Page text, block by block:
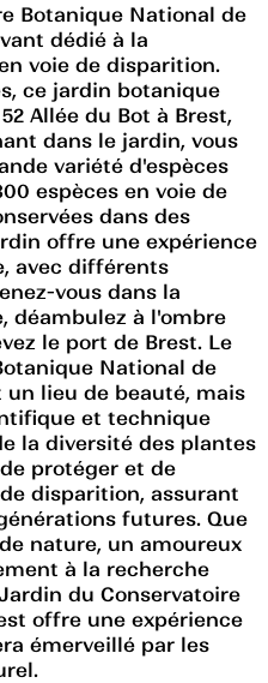
Botanique National de
dédié à la
voie de disparition.
ce jardin botanique
Allée du Bot à Brest,
dans le jardin, vous
variété d'espèces
espèces en voie de
dans des
offre une expérience
avec différents
vous dans la
déambulez à l'ombre
le port de Brest. Le
National de
un lieu de beauté, mais
et technique
la diversité des plantes
protéger et de
disparition, assurant
futures. Que
nature, un amoureux
à la recherche
du Conservatoire
offre une expérience
émerveillé par les